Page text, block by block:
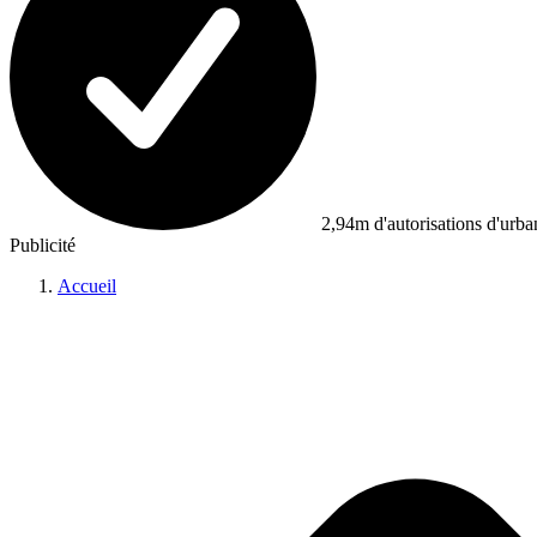
2,94m d'autorisations
Publicité
Accueil